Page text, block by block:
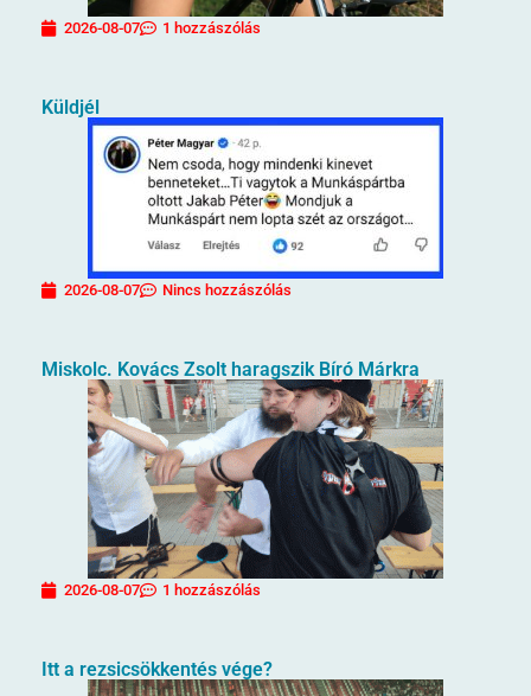
2026-08-07 1 hozzászólás
Küldjél
2026-08-07 Nincs hozzászólás
Miskolc. Kovács Zsolt haragszik Bíró Márkra
2026-08-07 1 hozzászólás
Itt a rezsicsökkentés vége?